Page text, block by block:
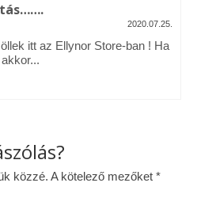
2020.07.25.
itt az Ellynor Store-ban ! Ha
közzé. A kötelező mezőket *